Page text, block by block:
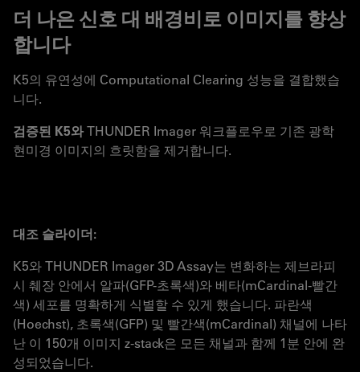
더 나은 신호 대 배경비로 이미지를 향상
합니다
K5의 유연성에 Computational Clearing 성능을 결합했습
니다.
검증된 K5와THUNDER Imager 워크플로우로 기존 광학
현미경 이미지의 흐릿함을 제거합니다.
대조 슬라이더:
K5와 THUNDER Imager 3D Assay는 변화하는 제브라피
시 췌장 안에서 알파(GFP-초록색)와 베타(mCardinal-빨간
색) 세포를 명확하게 식별할 수 있게 했습니다. 파란색
(Hoechst), 초록색(GFP) 및 빨간색(mCardinal) 채널에 나타
난 이 150개 이미지 z-stack은 모든 채널과 함께 1분 안에 완
성되었습니다.